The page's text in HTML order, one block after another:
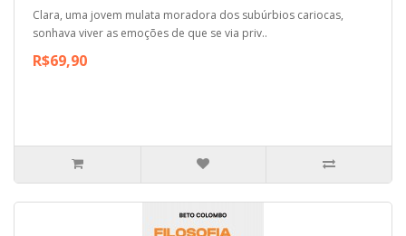
Clara, uma jovem mulata moradora dos subúrbios cariocas,
sonhava viver as emoções de que se via priv..
R$69,90